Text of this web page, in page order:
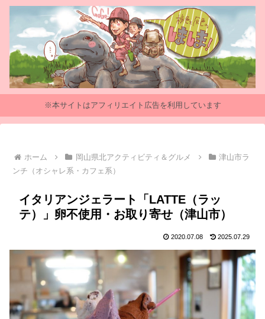
※本サイトはアフィリエイト広告を利用しています
ホーム 岡山県北アクティビティ＆グルメ
津山市ラ
ンチ（オシャレ系・カフェ系）
イタリアンジェラート「LATTE（ラッ
テ）」卵不使用・お取り寄せ（津山市）
2020.07.08 2025.07.29